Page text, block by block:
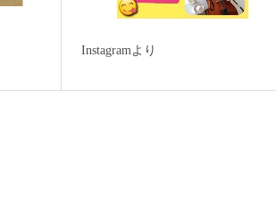
Instagramより